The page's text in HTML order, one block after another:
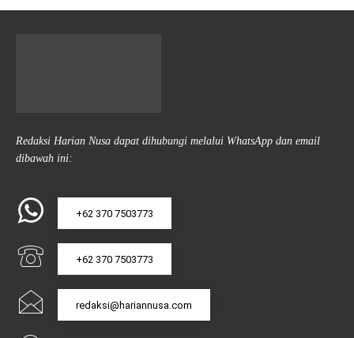
Redaksi Harian Nusa dapat dihubungi melalui WhatsApp dan email
dibawah ini:
+62 370 7503773
+62 370 7503773
redaksi@hariannusa.com